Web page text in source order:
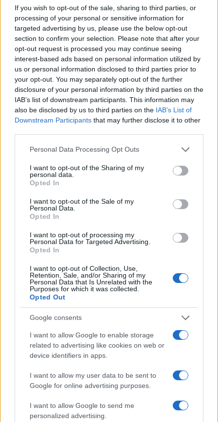
If you wish to opt-out of the sale, sharing to third parties, or
processing of your personal or sensitive information for
targeted advertising by us, please use the below opt-out
section to confirm your selection. Please note that after your
opt-out request is processed you may continue seeing
interest-based ads based on personal information utilized by
us or personal information disclosed to third parties prior to
your opt-out. You may separately opt-out of the further
disclosure of your personal information by third parties on the
IAB’s list of downstream participants. This information may
also be disclosed by us to third parties on the IAB’s List of
Downstream Participants that may further disclose it to other
Please note that this website/app uses one or more Google
not limited to your visit or usage behaviour. You may click to
grant or deny consent to Google and its third-party tags to
use your data for below specified purposes in below Google
consent section.
Personal Data Processing Opt Outs
I want to opt-out of the Sharing of my
personal data.
Opted In
I want to opt-out of the Sale of my
Personal Data.
Opted In
I want to opt-out of processing my
Personal Data for Targeted Advertising.
Opted In
I want to opt-out of Collection, Use,
Retention, Sale, and/or Sharing of my
Personal Data that Is Unrelated with the
Purposes for which it was collected.
Opted Out
Google consents
I want to allow Google to enable storage
related to advertising like cookies on web or
device identifiers in apps.
I want to allow my user data to be sent to
Google for online advertising purposes.
I want to allow Google to send me
personalized advertising.
Continua a leggere
MONEY NEWS
Borse europee in rosso: petrolio in rialzo e focus su
Edoardo Vitali · 30 Lug 2026